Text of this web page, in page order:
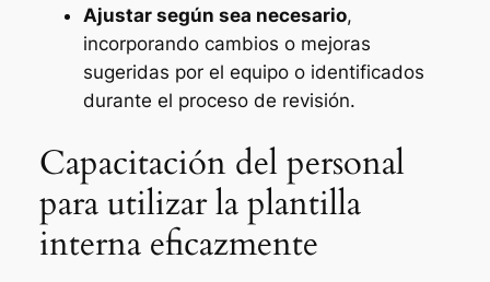
Ajustar según sea necesario,
incorporando cambios o mejoras
sugeridas por el equipo o identificados
durante el proceso de revisión.
Capacitación del personal
para utilizar la plantilla
interna eficazmente